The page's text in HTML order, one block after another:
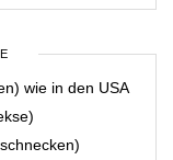
wie in den USA